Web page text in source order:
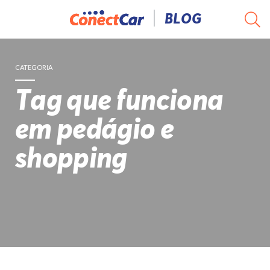
BLOG
CATEGORIA
Tag que funciona
em pedágio e
shopping